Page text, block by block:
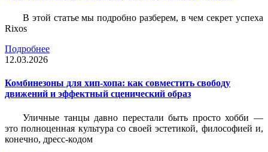
В этой статье мы подробно разберем, в чем секрет успеха
Rixos
Подробнее
12.03.2026
Комбинезоны для хип-хопа: как совместить свободу
движений и эффектный сценический образ
Уличные танцы давно перестали быть просто хобби —
это полноценная культура со своей эстетикой, философией и,
конечно, дресс-кодом